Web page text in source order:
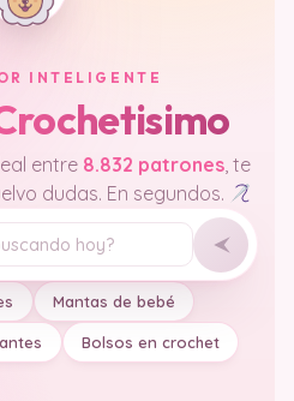
INTELIGENTE
entre 8.832 patrones, te
dudas. En segundos.
Mantas de bebé
Bolsos en crochet